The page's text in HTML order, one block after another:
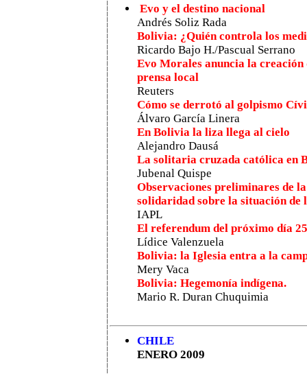
Evo y el destino nacional
Andrés Soliz Rada
Bolivia: ¿Quién controla los
Ricardo Bajo H./Pascual Serrano
Evo Morales anuncia la
prensa local
Reuters
Cómo se derrotó al golpismo
Álvaro García Linera
En Bolivia la liza llega al cielo
Alejandro Dausá
La solitaria cruzada católica en
Jubenal Quispe
Observaciones preliminares de
solidaridad sobre la situación de
IAPL
El referendum del próximo día
Lídice Valenzuela
Bolivia: la Iglesia entra a la
Mery Vaca
Bolivia: Hegemonía indígena.
Mario R. Duran Chuquimia
CHILE
ENERO 2009